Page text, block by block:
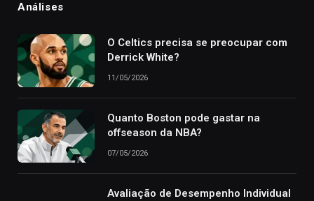
Análises
O Celtics precisa se preocupar com
Derrick White?
11/05/2026
Quanto Boston pode gastar na
offseason da NBA?
07/05/2026
Avaliação de Desempenho Individual